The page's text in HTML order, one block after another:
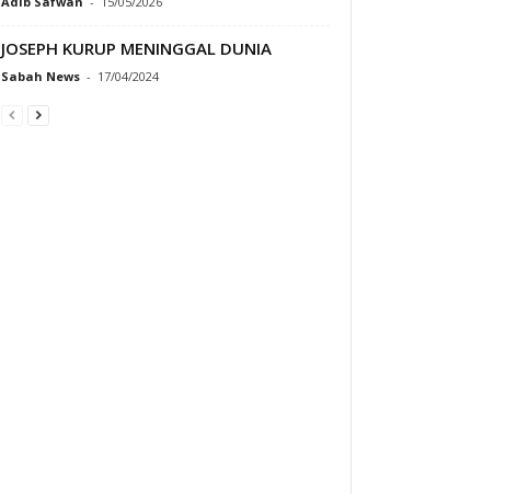
JOSEPH KURUP MENINGGAL DUNIA
Sabah News - 17/04/2024